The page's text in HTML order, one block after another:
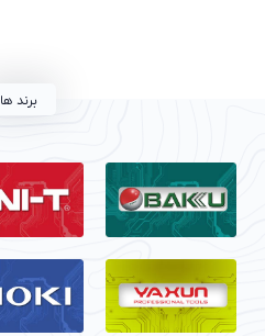
برند ها